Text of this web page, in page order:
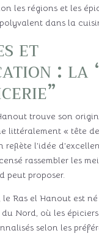
les régions et les
dans la
et
: la
trouve son
littéralement « tête
reflète l’idée
rassembler les
peut proposer.
Ras el Hanout est
du Nord, où les
selon les